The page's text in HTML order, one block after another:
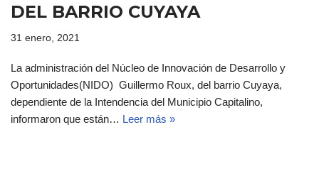
DEL BARRIO CUYAYA
31 enero, 2021
La administración del Núcleo de Innovación de Desarrollo y
Oportunidades(NIDO) Guillermo Roux, del barrio Cuyaya,
dependiente de la Intendencia del Municipio Capitalino,
informaron que están… Leer más »